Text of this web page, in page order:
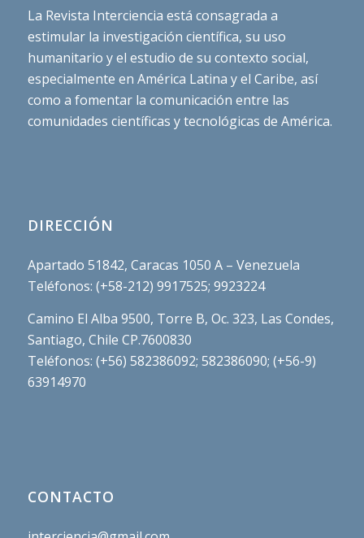
La Revista Interciencia está consagrada a
estimular la investigación científica, su uso
humanitario y el estudio de su contexto social,
especialmente en América Latina y el Caribe, así
como a fomentar la comunicación entre las
comunidades científicas y tecnológicas de América.
DIRECCIÓN
Apartado 51842, Caracas 1050 A – Venezuela
Teléfonos: (+58-212) 9917525; 9923224
Camino El Alba 9500, Torre B, Oc. 323, Las Condes,
Santiago, Chile CP.7600830
Teléfonos: (+56) 582386092; 582386090; (+56-9)
63914970
CONTACTO